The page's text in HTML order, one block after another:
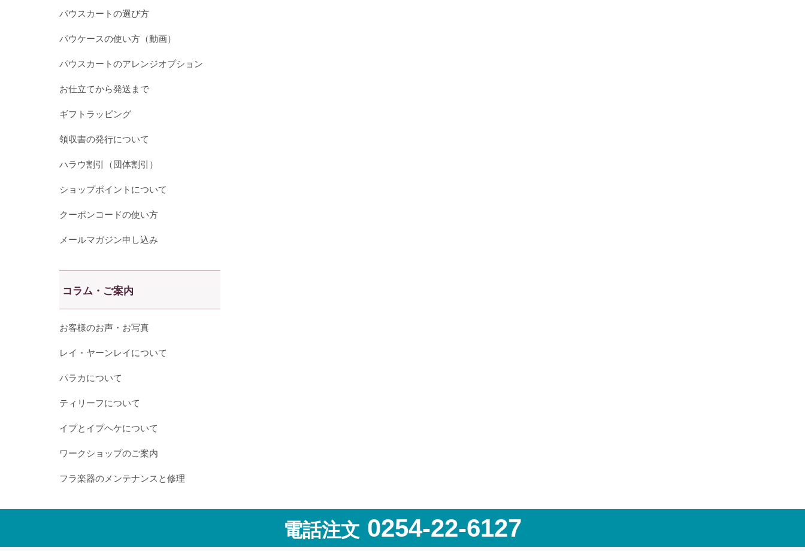
パウスカートの選び方
パウケースの使い方（動画）
パウスカートのアレンジオプション
お仕立てから発送まで
ギフトラッピング
領収書の発行について
ハラウ割引（団体割引）
ショップポイントについて
クーポンコードの使い方
メールマガジン申し込み
コラム・ご案内
お客様のお声・お写真
レイ・ヤーンレイについて
パラカについて
ティリーフについて
イプとイプヘケについて
ワークショップのご案内
フラ楽器のメンテナンスと修理
電話注文 0254-22-6127